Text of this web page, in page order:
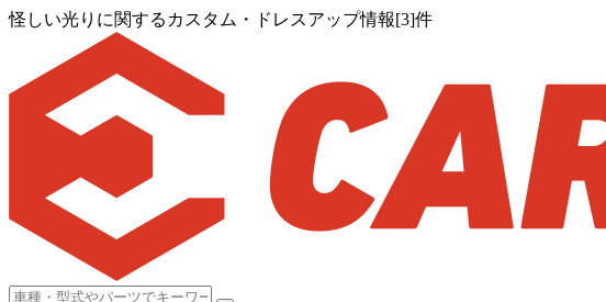
怪しい光りに関するカスタム・ドレスアップ情報[3]件